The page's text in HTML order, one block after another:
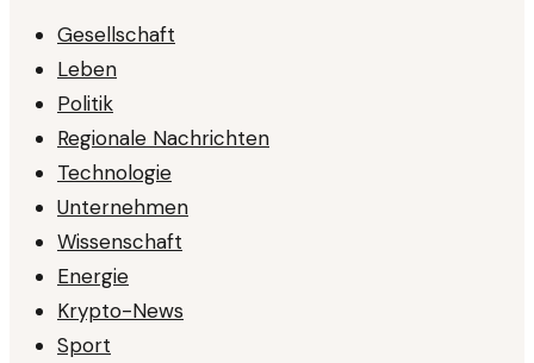
Gesellschaft
Leben
Politik
Regionale Nachrichten
Technologie
Unternehmen
Wissenschaft
Energie
Krypto-News
Sport